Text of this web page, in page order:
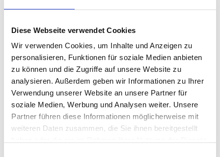
Diese Webseite verwendet Cookies
Wir verwenden Cookies, um Inhalte und Anzeigen zu
personalisieren, Funktionen für soziale Medien anbieten
zu können und die Zugriffe auf unsere Website zu
analysieren. Außerdem geben wir Informationen zu Ihrer
Verwendung unserer Website an unsere Partner für
soziale Medien, Werbung und Analysen weiter. Unsere
Partner führen diese Informationen möglicherweise mit
weiteren Daten zusammen, die Sie ihnen bereitgestellt
Impressionen